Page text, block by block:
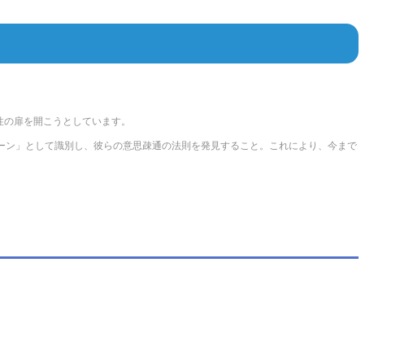
扉を開こうとしています。
」として識別し、彼らの意思疎通の法則を発見すること。これにより、今まで